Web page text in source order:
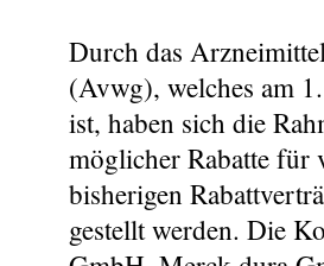
Durch das
(Avwg), welches am
ist, haben sich die
möglicher Rabatte für
bisherigen
gestellt werden. Die